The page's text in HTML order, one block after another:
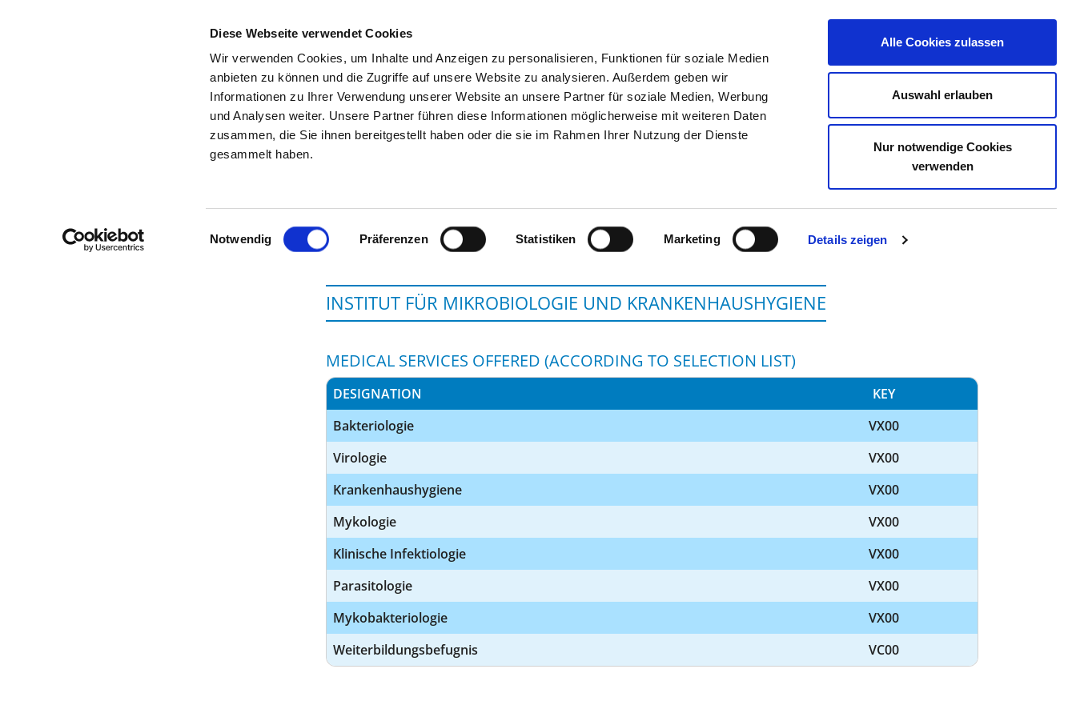
Diese Webseite verwendet Cookies
Wir verwenden Cookies, um Inhalte und Anzeigen zu personalisieren, Funktionen für soziale Medien
anbieten zu können und die Zugriffe auf unsere Website zu analysieren. Außerdem geben wir
Informationen zu Ihrer Verwendung unserer Website an unsere Partner für soziale Medien, Werbung
und Analysen weiter. Unsere Partner führen diese Informationen möglicherweise mit weiteren Daten
zusammen, die Sie ihnen bereitgestellt haben oder die sie im Rahmen Ihrer Nutzung der Dienste
gesammelt haben.
Einwilligungsauswahl
Notwendig Präferenzen Statistiken Marketing Details zeigen
Alle Cookies zulassen
Auswahl erlauben
Nur notwendige Cookies
verwenden
SEARCH TIPS & HELP THE GHD CONTACT YOUR OPINION
To the specialist department
INSTITUT FÜR MIKROBIOLOGIE UND KRANKENHAUSHYGIENE
MEDICAL SERVICES OFFERED (ACCORDING TO SELECTION LIST)
DESIGNATION
KEY
Bakteriologie
VX00
Virologie
VX00
Krankenhaushygiene
VX00
Mykologie
VX00
Klinische Infektiologie
VX00
Parasitologie
VX00
Mykobakteriologie
VX00
Weiterbildungsbefugnis
VC00